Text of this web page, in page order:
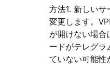
方法1. 新しいサ
変更します。
が開けない場合
ードがテレグラ
ていない可能性